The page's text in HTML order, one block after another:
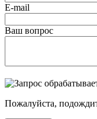
E-mail
Ваш вопрос
Пожалуйста,